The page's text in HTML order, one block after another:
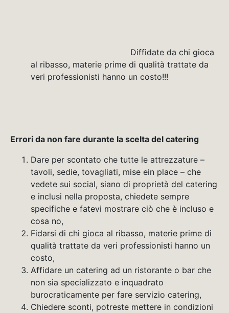
Diffidate da chi gioca
al ribasso, materie prime di qualità trattate da
veri professionisti hanno un costo!!!
Errori da non fare durante la scelta del catering
Dare per scontato che tutte le attrezzature –
tavoli, sedie, tovagliati, mise ein place – che
vedete sui social, siano di proprietà del catering
e inclusi nella proposta, chiedete sempre
specifiche e fatevi mostrare ciò che è incluso e
cosa no,
Fidarsi di chi gioca al ribasso, materie prime di
qualità trattate da veri professionisti hanno un
costo,
Affidare un catering ad un ristorante o bar che
non sia specializzato e inquadrato
burocraticamente per fare servizio catering,
Chiedere sconti, potreste mettere in condizioni